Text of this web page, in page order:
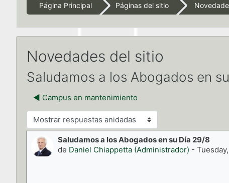
Página Principal Páginas del sitio
Novedades del sitio
Saludamos a los Abogados en
◀︎ Campus en mantenimiento
Mostrar modo
Saludamos a los Abogados en su Día 29/8
de Daniel Chiappetta (Administrador) -
Número de respuestas: 0